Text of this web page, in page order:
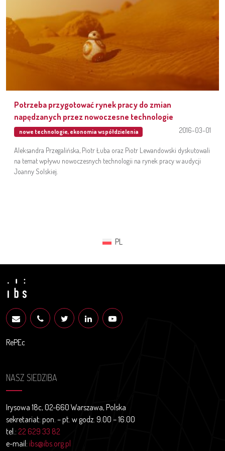
Potrzeba przygotować rynek pracy do zmian
napędzanych przez nowoczesne technologie
nowe technologie, ekonomia współdzielenia 2016-03-01
Aleksandra Przegalińska, Piotr Łuba oraz Piotr Lewandowski dyskutowali
na temat wpływu nowoczesnych technologii na rynek pracy w audycji
Joanny Solskiej.
PL
RePEc
NASZ SIEDZIBA
Irysowa 18c, 02-660 Warszawa, Polska
sekretariat: pon. – pt. w godz. 9.00 – 16.00
tel.: 22 629 33 82
e-mail: ibs@ibs.org.pl